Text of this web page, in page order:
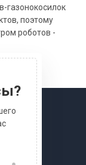
газонокосилок
поэтому
роботов -